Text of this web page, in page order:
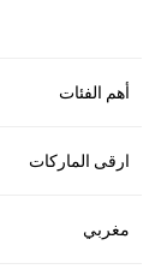
أهم الفئات
ارقى الماركات
مغربي